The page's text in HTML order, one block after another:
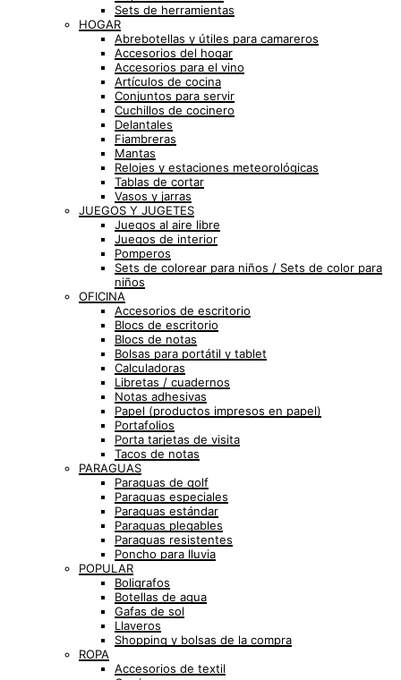
Sets de herramientas
HOGAR
Abrebotellas y útiles para camareros
Accesorios del hogar
Accesorios para el vino
Artículos de cocina
Conjuntos para servir
Cuchillos de cocinero
Delantales
Fiambreras
Mantas
Relojes y estaciones meteorológicas
Tablas de cortar
Vasos y jarras
JUEGOS Y JUGETES
Juegos al aire libre
Juegos de interior
Pomperos
Sets de colorear para niños / Sets de color para
niños
OFICINA
Accesorios de escritorio
Blocs de escritorio
Blocs de notas
Bolsas para portátil y tablet
Calculadoras
Libretas / cuadernos
Notas adhesivas
Papel (productos impresos en papel)
Portafolios
Porta tarjetas de visita
Tacos de notas
PARAGUAS
Paraguas de golf
Paraguas especiales
Paraguas estándar
Paraguas plegables
Paraguas resistentes
Poncho para lluvia
POPULAR
Boligrafos
Botellas de agua
Gafas de sol
Llaveros
Shopping y bolsas de la compra
ROPA
Accesorios de textil